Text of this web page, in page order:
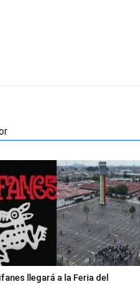
llegará a la Feria del